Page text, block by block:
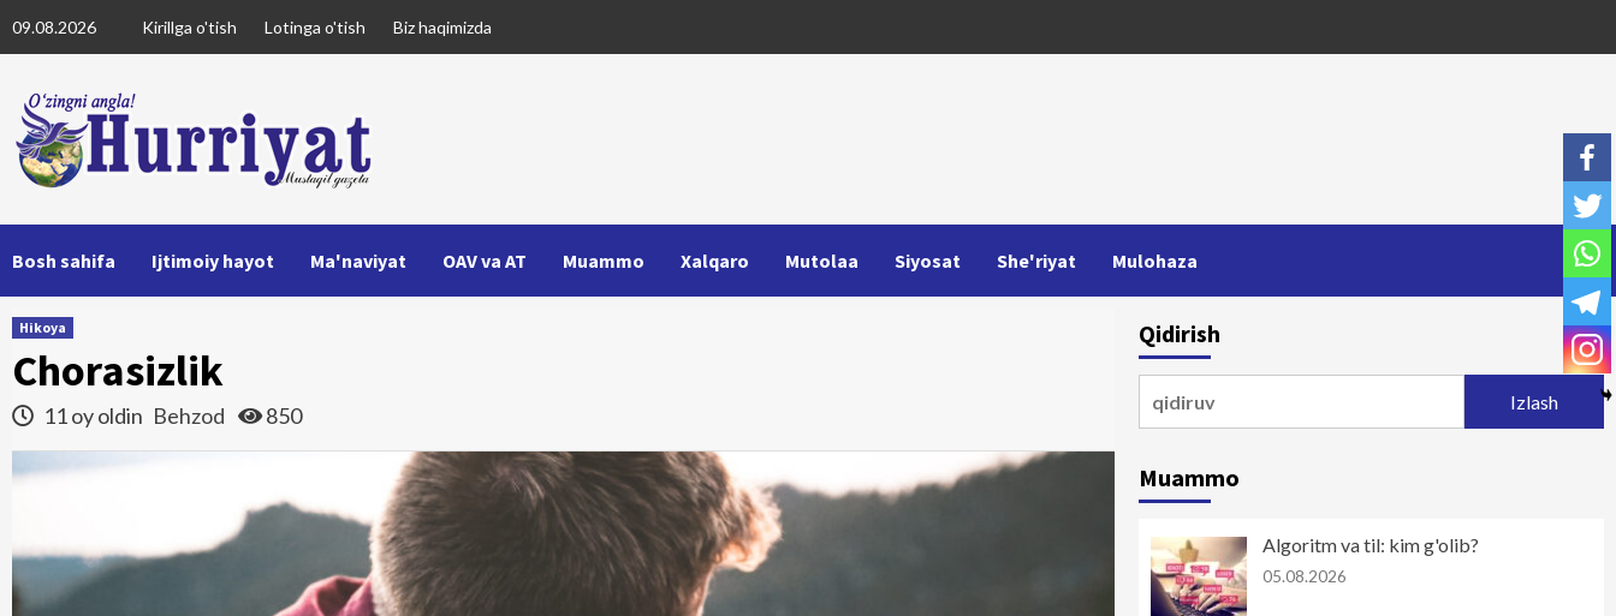
to
09.08.2026 Kirillga o'tish Lotinga o'tish Biz haqimizda
Bosh sahifa Ijtimoiy hayot Ma'naviyat OAV va AT Muammo Xalqaro Mutolaa Siyosat She'riyat Mulohaza
Hikoya
Chorasizlik
11 oy oldin Behzod 850
Qidirish
Muammo
Algoritm va til: kim g'olib?
05.08.2026